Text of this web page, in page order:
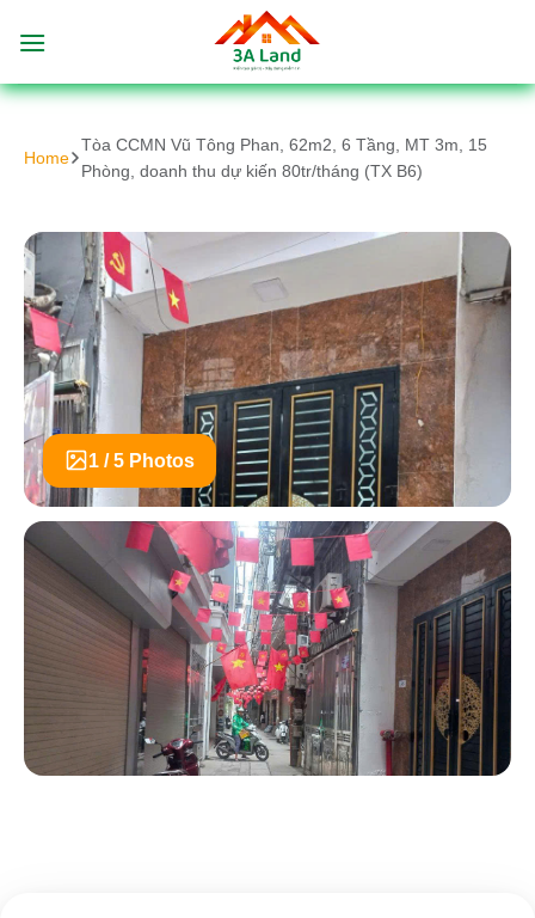
qua
dung
Home
Tòa CCMN Vũ Tông Phan, 62m2, 6 Tầng, MT 3m, 15
Phòng, doanh thu dự kiến 80tr/tháng (TX B6)
1 / 5 Photos